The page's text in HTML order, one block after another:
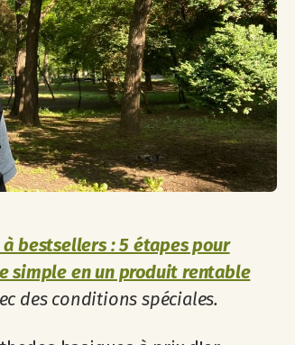
à bestsellers : 5 étapes pour
simple en un produit rentable
des conditions spéciales.